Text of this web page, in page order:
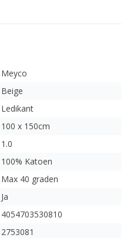
Meyco
Beige
Ledikant
100 x 150cm
1.0
100% Katoen
Max 40 graden
Ja
4054703530810
2753081